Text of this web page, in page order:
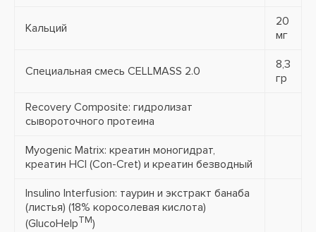
Кальций
20
мг
Специальная смесь CELLMASS 2.0
8,3
гр
Recovery Composite: гидролизат
сывороточного протеина
Myogenic Matrix: креатин моногидрат,
креатин HCI (Con-Cret) и креатин безводный
Insulino Interfusion: таурин и экстракт банаба
(листья) (18% коросолевая кислота)
(GlucoHelpTM)